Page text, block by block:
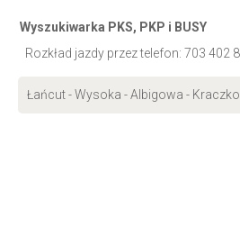
Wyszukiwarka PKS, PKP i BUSY
Rozkład jazdy przez telefon: 703 402
Łańcut - Wysoka - Albigowa -